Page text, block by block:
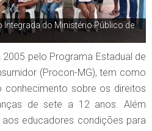
do Ministério Público de
pelo Programa Estadual de
(Procon-MG), tem como
conhecimento sobre os direitos
de sete a 12 anos. Além
educadores condições para